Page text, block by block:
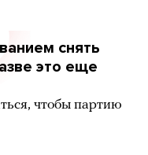
снять
это еще
чтобы партию